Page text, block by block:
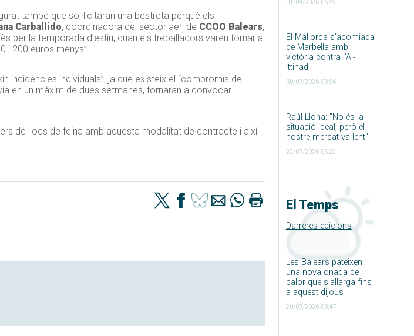
01/08/2026 05:59
El Mallorca s’acomiada
de Marbella amb
victòria contra l’Al-
Ittihad
30/07/2026 03:56
Raúl Llona: ”No és la
situació ideal, però el
nostre mercat va lent”
29/07/2026 05:22
El Temps
Darreres edicions
Les Balears pateixen
una nova onada de
calor que s’allarga fins
a aquest dijous
20/07/2026 03:47
també que sol·licitaran una bestreta perquè els
Carballido, coordinadora del sector aeri de CCOO Balears,
per la temporada d’estiu, quan els treballadors varen tornar a
i 200 euros menys”.
incidències individuals”, ja que existeix el “compromís de
en un màxim de dues setmanes, tornaran a convocar
de llocs de feina amb aquesta modalitat de contracte i així